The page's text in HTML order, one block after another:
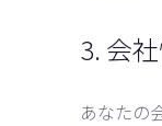
3. 会
あなたの